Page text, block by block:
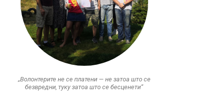
„Волонтерите не се платени — не затоа што се
безвредни, туку затоа што се бесценети“